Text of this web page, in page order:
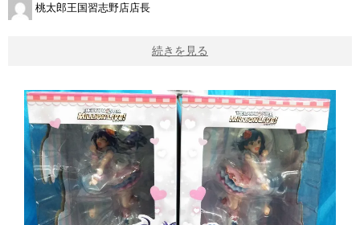
桃太郎王国習志野店店長
続きを見る